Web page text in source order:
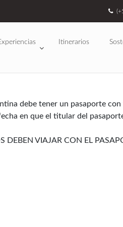
Itinerarios
debe tener un pasaporte
en que el titular del
DEBEN VIAJAR CON EL